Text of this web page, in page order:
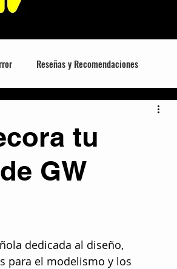
Reseñas y Recomendaciones
Humor
literarias Entrevistas
Películas
tu
GW
dedicada al diseño,
para el modelismo y los